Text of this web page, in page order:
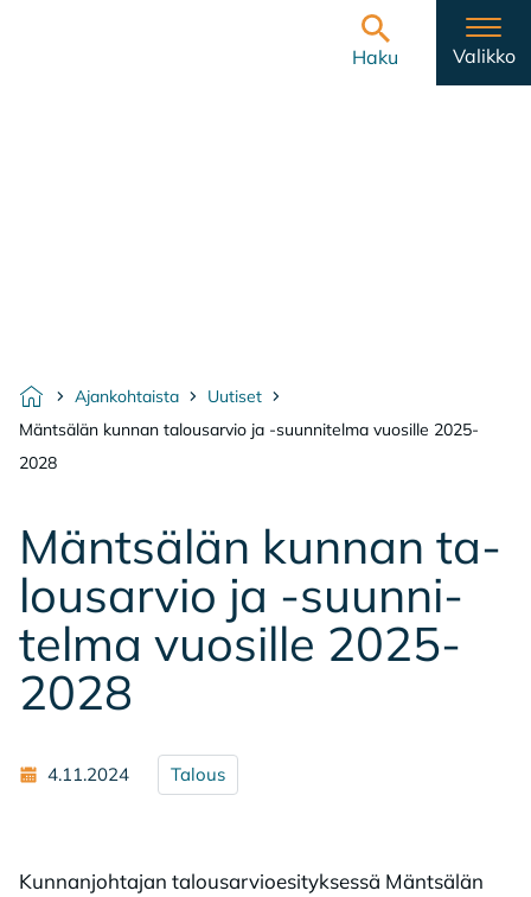
Haku
Valikko
Etusivu
Ajankohtaista
Uutiset
Mäntsälän kunnan talousarvio ja -suunnitelma vuosille 2025-
2028
Mänt­sä­län kun­nan ta­
lous­ar­vio ja -suun­ni­
tel­ma vuo­sil­le 2025-
2028
4.11.2024 Talous
Kunnanjohtajan talousarvioesityksessä Mäntsälän